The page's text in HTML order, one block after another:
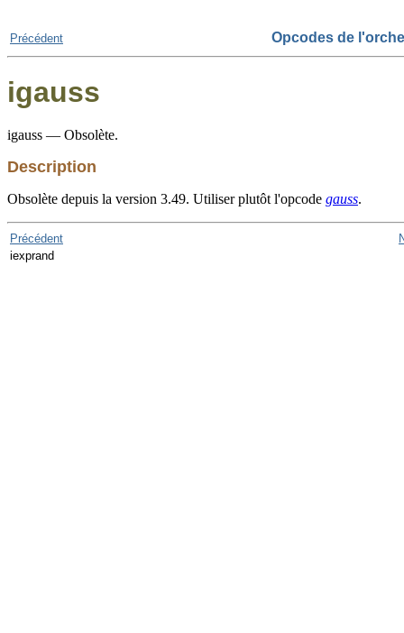
Précédent Opcodes de
igauss
igauss — Obsolète.
Description
Obsolète depuis la version 3.49. Utiliser plutôt l'opcode gauss.
Précédent
iexprand